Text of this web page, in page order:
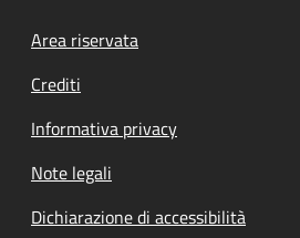
Footer menu
Area riservata
Crediti
Informativa privacy
Note legali
Dichiarazione di accessibilità